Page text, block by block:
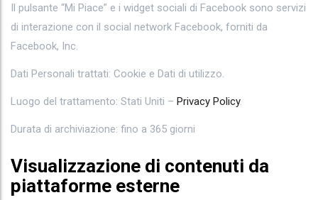
Il pulsante “Mi Piace” e i widget sociali di Facebook sono servizi
di interazione con il social network Facebook, forniti da
Facebook, Inc.
Dati Personali trattati: Cookie e Dati di utilizzo.
Luogo del trattamento: Stati Uniti – Privacy Policy.
Durata di archiviazione: fino a 365 giorni
Visualizzazione di contenuti da
piattaforme esterne